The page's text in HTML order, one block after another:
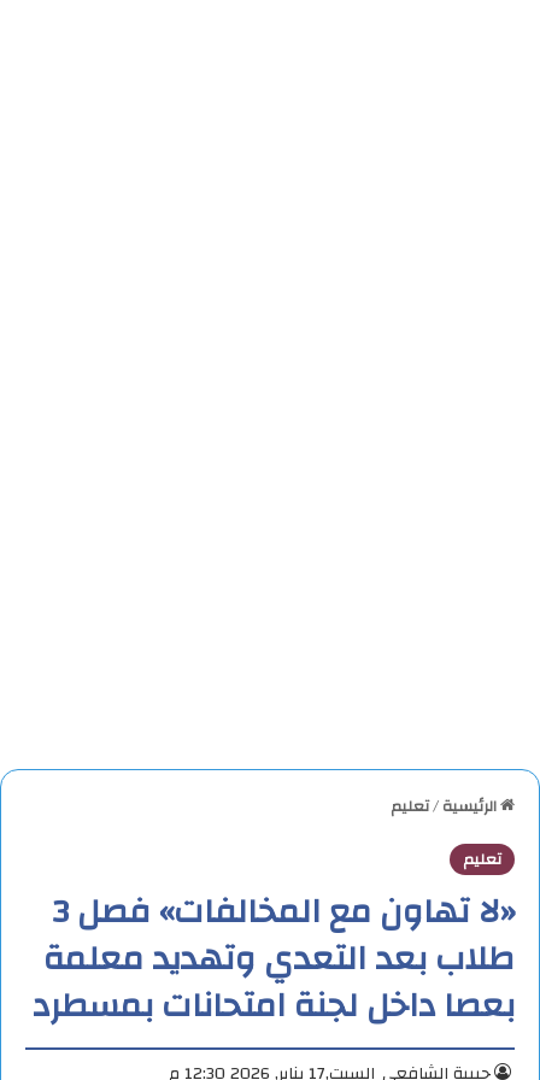
الرئيسية/تعليم
تعليم
«لا تهاون مع المخالفات» فصل 3
طلاب بعد التعدي وتهديد معلمة
بعصا داخل لجنة امتحانات بمسطرد